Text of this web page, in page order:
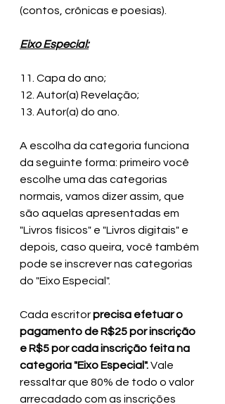
(contos, crônicas e poesias).
Eixo Especial:
11. Capa do ano;
12. Autor(a) Revelação;
13. Autor(a) do ano.
A escolha da categoria funciona
da seguinte forma: primeiro você
escolhe uma das categorias
normais, vamos dizer assim, que
são aquelas apresentadas em
"Livros físicos" e "Livros digitais" e
depois, caso queira, você também
pode se inscrever nas categorias
do "Eixo Especial".
Cada escritor precisa efetuar o
pagamento de R$25 por inscrição
e R$5 por cada inscrição feita na
categoria "Eixo Especial". Vale
ressaltar que 80% de todo o valor
arrecadado com as inscrições